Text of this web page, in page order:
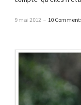
9 mai 2012 – 10